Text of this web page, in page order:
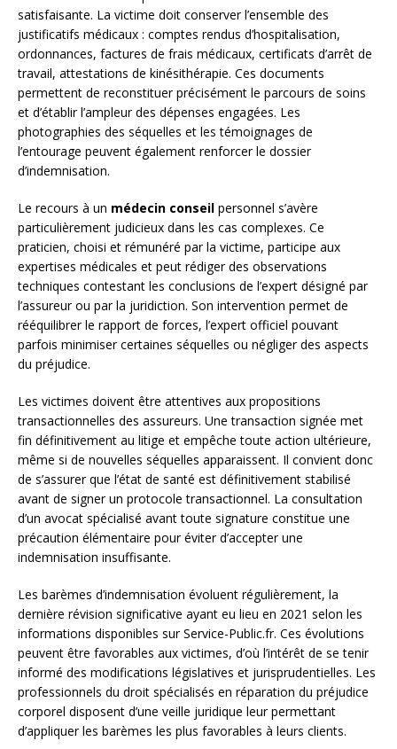
satisfaisante. La victime doit conserver l’ensemble des
justificatifs médicaux : comptes rendus d’hospitalisation,
ordonnances, factures de frais médicaux, certificats d’arrêt de
travail, attestations de kinésithérapie. Ces documents
permettent de reconstituer précisément le parcours de soins
et d’établir l’ampleur des dépenses engagées. Les
photographies des séquelles et les témoignages de
l’entourage peuvent également renforcer le dossier
d’indemnisation.
Le recours à un médecin conseil personnel s’avère
particulièrement judicieux dans les cas complexes. Ce
praticien, choisi et rémunéré par la victime, participe aux
expertises médicales et peut rédiger des observations
techniques contestant les conclusions de l’expert désigné par
l’assureur ou par la juridiction. Son intervention permet de
rééquilibrer le rapport de forces, l’expert officiel pouvant
parfois minimiser certaines séquelles ou négliger des aspects
du préjudice.
Les victimes doivent être attentives aux propositions
transactionnelles des assureurs. Une transaction signée met
fin définitivement au litige et empêche toute action ultérieure,
même si de nouvelles séquelles apparaissent. Il convient donc
de s’assurer que l’état de santé est définitivement stabilisé
avant de signer un protocole transactionnel. La consultation
d’un avocat spécialisé avant toute signature constitue une
précaution élémentaire pour éviter d’accepter une
indemnisation insuffisante.
Les barèmes d’indemnisation évoluent régulièrement, la
dernière révision significative ayant eu lieu en 2021 selon les
informations disponibles sur Service-Public.fr. Ces évolutions
peuvent être favorables aux victimes, d’où l’intérêt de se tenir
informé des modifications législatives et jurisprudentielles. Les
professionnels du droit spécialisés en réparation du préjudice
corporel disposent d’une veille juridique leur permettant
d’appliquer les barèmes les plus favorables à leurs clients.